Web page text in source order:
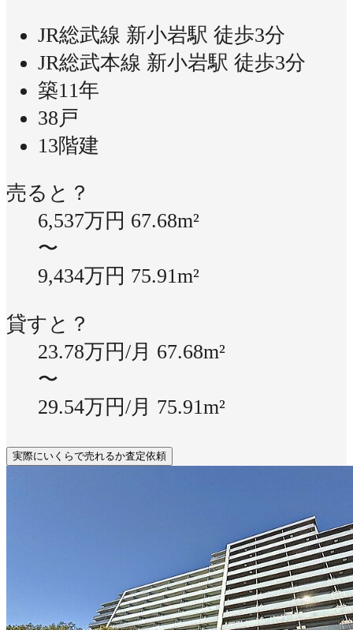
JR総武線 新小岩駅 徒歩3分
JR総武本線 新小岩駅 徒歩3分
築11年
38戸
13階建
売ると？
6,537万円 67.68m²
〜
9,434万円 75.91m²
貸すと？
23.78万円/月 67.68m²
〜
29.54万円/月 75.91m²
実際にいくらで売れるか査定依頼